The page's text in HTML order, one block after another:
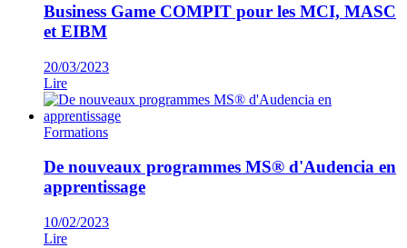
Business Game COMPIT pour les MCI, MASC
et EIBM
20/03/2023
Lire
Formations
De nouveaux programmes MS® d'Audencia en
apprentissage
10/02/2023
Lire